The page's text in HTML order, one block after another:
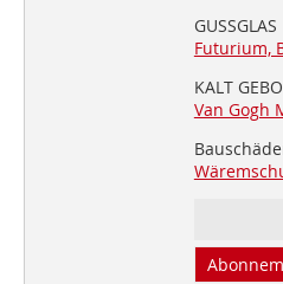
GUSSGLAS
Futurium,
KALT
Van Gogh